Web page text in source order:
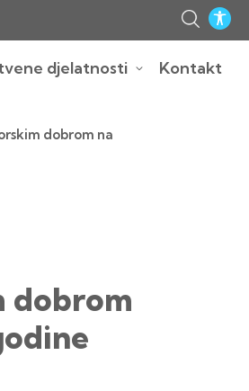
djelatnosti Kontakt
dobrom na
dobrom